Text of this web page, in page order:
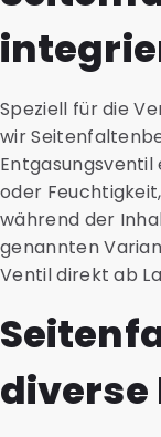
Speziell für die
wir
oder
während der
genannten
Ventil direkt ab
diverse